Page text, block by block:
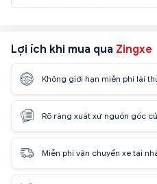
Lợi ích khi mua qua Zingxe
Không giới hạn miễn phí lái
Rõ ràng xuất xứ nguồn gốc
Miễn phí vận chuyển xe tại